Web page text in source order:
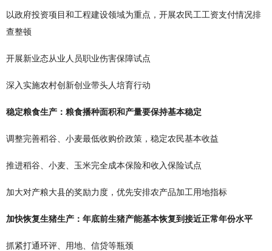
以政府投资项目和工程建设领域为重点，开展农民工工资支付情况排
查整顿
开展新业态从业人员职业伤害保障试点
深入实施农村创新创业带头人培育行动
稳定粮食生产：粮食播种面积和产量要保持基本稳定
调整完善稻谷、小麦最低收购价政策，稳定农民基本收益
推进稻谷、小麦、玉米完全成本保险和收入保险试点
加大对产粮大县的奖励力度，优先安排农产品加工用地指标
加快恢复生猪生产：年底前生猪产能基本恢复到接近正常年份水平
抓紧打通环评、用地、信贷等瓶颈